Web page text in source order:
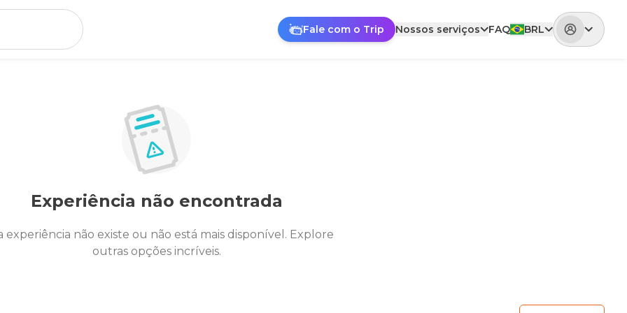
Fale com o Trip Nossos serviços FAQ BRL
Experiência não encontrada
experiência não existe ou não está mais disponível. Explore
outras opções incríveis.